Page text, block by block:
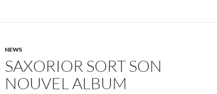
NEWS
SAXORIOR SORT SON
NOUVEL ALBUM